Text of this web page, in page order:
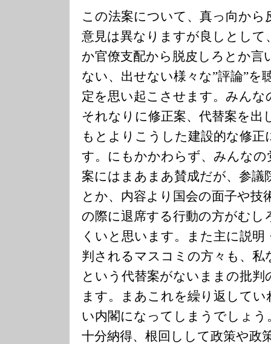
この法案について、真っ向か
意見は異なりますが良しとして
か官僚支配から脱皮しろとか言
ない、出せない様々な”評論”を
定を思い起こさせます。みんな
それなりに修正案、代替案を出
もとよりこうした建設的な修
す。にもかかわらず、みんなの
案にはまあまあ賛成だが、参議
とか、内容より国会の面子や技
の際に退席する行動の方がむし
くいと思います。また主に説明
判されるマスコミの方々も、
という代替案がないままの批
ます。まあこれを繰り返して
い内閣になってしまうでしょう
十分納得、根回しして政策や政